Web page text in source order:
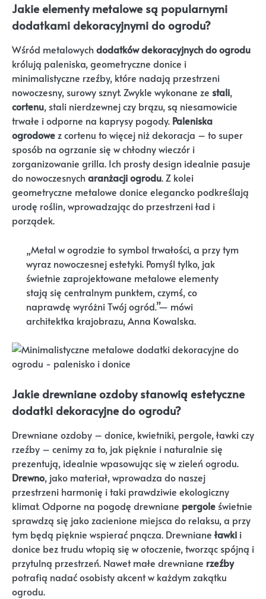
Jakie elementy metalowe są popularnymi
dodatkami dekoracyjnymi do ogrodu?
Wśród metalowychdodatków dekoracyjnych do ogrodu
królują paleniska, geometryczne donice i
minimalistyczne rzeźby, które nadają przestrzeni
nowoczesny, surowy sznyt. Zwykle wykonane ze stali,
cortenu, stali nierdzewnej czy brązu, są niesamowicie
trwałe i odporne na kaprysy pogody. Paleniska
ogrodowez cortenu to więcej niż dekoracja – to super
sposób na ogrzanie się w chłodny wieczór i
zorganizowanie grilla. Ich prosty design idealnie pasuje
do nowoczesnycharanżacji ogrodu. Z kolei
geometryczne metalowe donice elegancko podkreślają
urodę roślin, wprowadzając do przestrzeni ład i
porządek.
„Metal w ogrodzie to symbol trwałości, a przy tym
wyraz nowoczesnej estetyki. Pomyśl tylko, jak
świetnie zaprojektowane metalowe elementy
stają się centralnym punktem, czymś, co
naprawdę wyróżni Twój ogród.”— mówi
architektka krajobrazu, Anna Kowalska.
Jakie drewniane ozdoby stanowią estetyczne
dodatki dekoracyjne do ogrodu?
Drewniane ozdoby – donice, kwietniki, pergole, ławki czy
rzeźby – cenimy za to, jak pięknie i naturalnie się
prezentują, idealnie wpasowując się w zieleń ogrodu.
Drewno, jako materiał, wprowadza do naszej
przestrzeni harmonię i taki prawdziwie ekologiczny
klimat. Odporne na pogodę drewniane pergole świetnie
sprawdzą się jako zacienione miejsca do relaksu, a przy
tym będą pięknie wspierać pnącza. Drewniane ławki i
donice bez trudu wtopią się w otoczenie, tworząc spójną i
przytulną przestrzeń. Nawet małe drewniane rzeźby
potrafią nadać osobisty akcent w każdym zakątku
ogrodu.